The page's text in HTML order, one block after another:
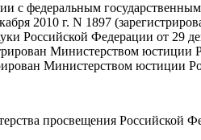
с федеральным
2010 г. N 1897
Российской Федерации от 29
Министерством
Министерством юстиции
просвещения Российской